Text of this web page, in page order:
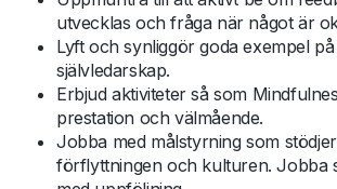
utvecklas och fråga när något är
Lyft och synliggör goda exempel på
självledarskap.
Erbjud aktiviteter så som
prestation och välmående.
Jobba med målstyrning som
förflyttningen och kulturen. Jobba